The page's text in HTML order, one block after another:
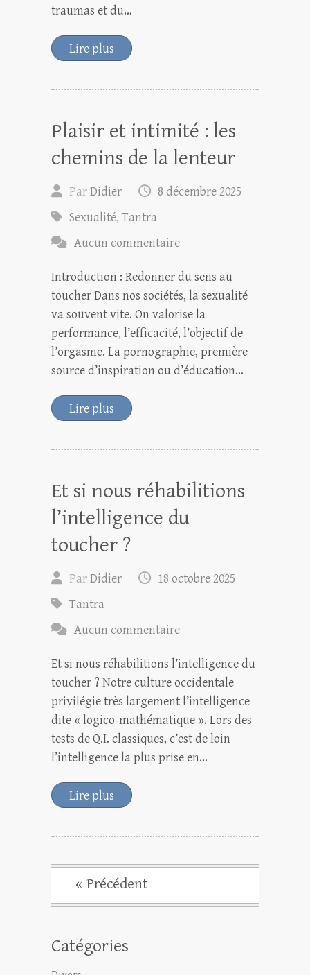
traumas et du…
Lire plus
Plaisir et intimité : les
chemins de la lenteur
ParDidier
8 décembre 2025
Sexualité,Tantra
Aucun commentaire
Introduction : Redonner du sens au
toucher Dans nos sociétés, la sexualité
va souvent vite. On valorise la
performance, l’efficacité, l’objectif de
l’orgasme. La pornographie, première
source d’inspiration ou d’éducation…
Lire plus
Et si nous réhabilitions
l’intelligence du
toucher ?
ParDidier
18 octobre 2025
Tantra
Aucun commentaire
Et si nous réhabilitions l’intelligence du
toucher ? Notre culture occidentale
privilégie très largement l’intelligence
dite « logico-mathématique ». Lors des
tests de Q.I. classiques, c’est de loin
l’intelligence la plus prise en…
Lire plus
« Précédent
Catégories